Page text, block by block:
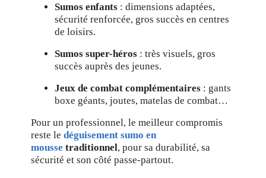
Sumos enfants : dimensions adaptées,
sécurité renforcée, gros succès en centres
de loisirs.
Sumos super-héros : très visuels, gros
succès auprès des jeunes.
Jeux de combat complémentaires : gants
boxe géants, joutes, matelas de combat…
Pour un professionnel, le meilleur compromis
reste ledéguisement sumo en
mousse traditionnel, pour sa durabilité, sa
sécurité et son côté passe-partout.